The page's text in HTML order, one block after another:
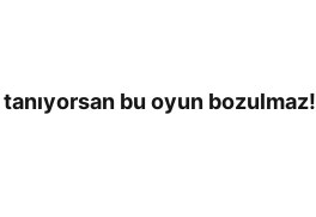
bu oyun bozulmaz!